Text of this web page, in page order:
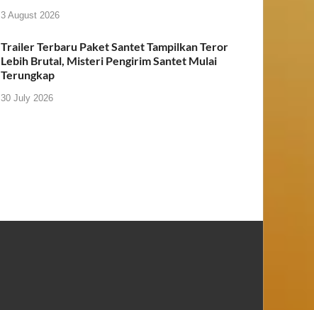
3 August 2026
Trailer Terbaru Paket Santet Tampilkan Teror
Lebih Brutal, Misteri Pengirim Santet Mulai
Terungkap
30 July 2026